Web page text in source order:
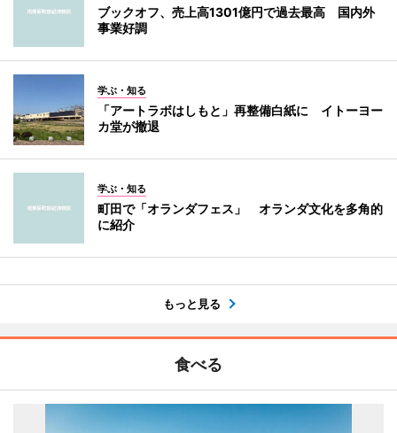
ブックオフ、売上高1301億円で過去最高 国内外
事業好調
学ぶ・知る
「アートラボはしもと」再整備白紙に イトーヨー
カ堂が撤退
学ぶ・知る
町田で「オランダフェス」 オランダ文化を多角的
に紹介
もっと見る
食べる